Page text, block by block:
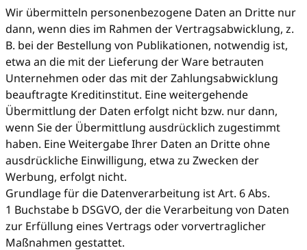
Wir übermitteln personenbezogene Daten an Dritte nur
dann, wenn dies im Rahmen der Vertragsabwicklung, z.
B. bei der Bestellung von Publikationen, notwendig ist,
etwa an die mit der Lieferung der Ware betrauten
Unternehmen oder das mit der Zahlungsabwicklung
beauftragte Kreditinstitut. Eine weitergehende
Übermittlung der Daten erfolgt nicht bzw. nur dann,
wenn Sie der Übermittlung ausdrücklich zugestimmt
haben. Eine Weitergabe Ihrer Daten an Dritte ohne
ausdrückliche Einwilligung, etwa zu Zwecken der
Werbung, erfolgt nicht.
Grundlage für die Datenverarbeitung ist Art. 6 Abs.
1 Buchstabe b DSGVO, der die Verarbeitung von Daten
zur Erfüllung eines Vertrags oder vorvertraglicher
Maßnahmen gestattet.